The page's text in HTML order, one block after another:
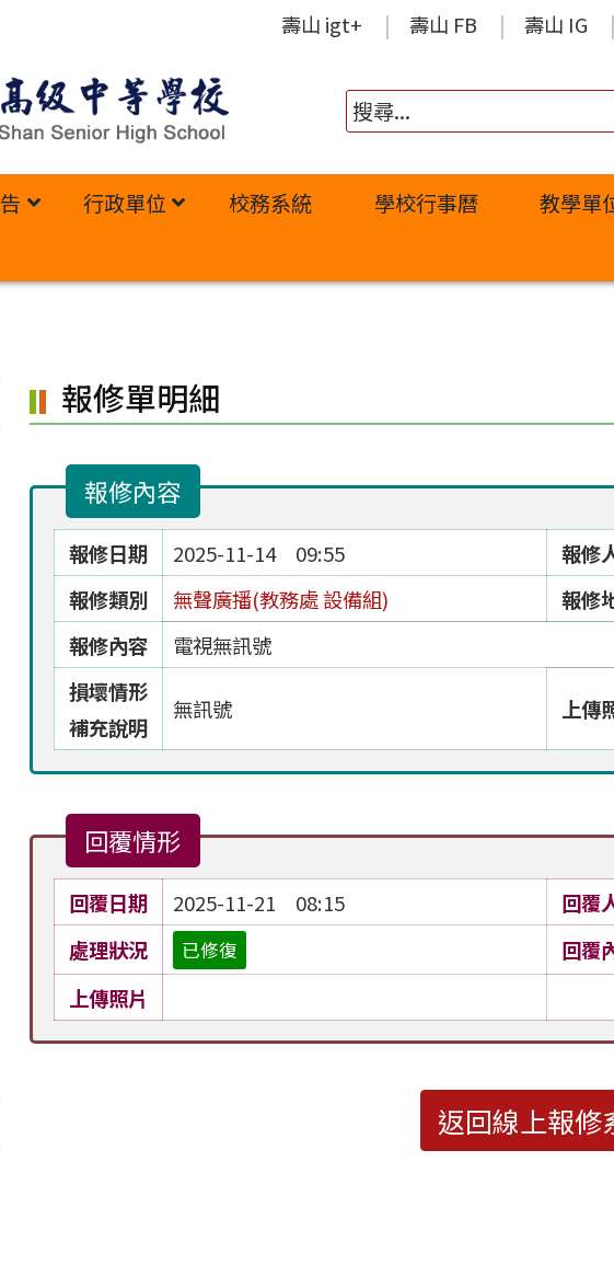
壽山 igt+ 壽山 FB 壽山 IG
行政單位 校務系統 學校行事曆
教學單
報修單明細
報修內容
報修日期 2025-11-14 09:55
報修
報修類別
無聲廣播(教務處 設備組)
報修
報修內容
電視無訊號
損壞情形
補充說明
無訊號 上傳
回覆情形
回覆日期 2025-11-21 08:15
回覆
處理狀況
已修復
回覆
上傳照片
返回線上報修